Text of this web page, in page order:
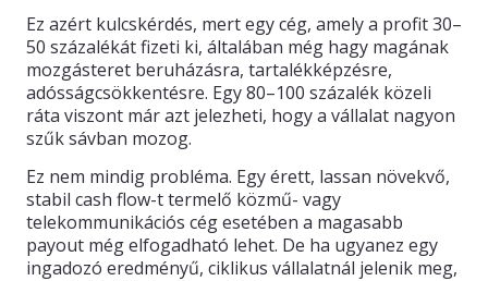
Ez azért kulcskérdés, mert egy cég, amely a profit 30–
50 százalékát fizeti ki, általában még hagy magának
mozgásteret beruházásra, tartalékképzésre,
adósságcsökkentésre. Egy 80–100 százalék közeli
ráta viszont már azt jelezheti, hogy a vállalat nagyon
szűk sávban mozog.
Ez nem mindig probléma. Egy érett, lassan növekvő,
stabil cash flow-t termelő közmű- vagy
telekommunikációs cég esetében a magasabb
payout még elfogadható lehet. De ha ugyanez egy
ingadozó eredményű, ciklikus vállalatnál jelenik meg,